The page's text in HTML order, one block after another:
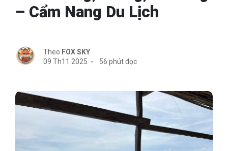
– Cẩm Nang Du Lịch
Theo FOX SKY
09 Th11 2025
56 phút đọc